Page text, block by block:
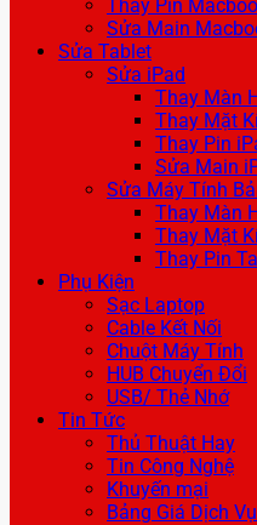
Thay Pin
Sửa Main
Sửa Tablet
Sửa iPad
Thay Màn
Thay Mặt
Thay Pin
Sửa Main
Sửa Máy Tính
Thay Màn
Thay Mặt
Thay Pin
Phụ Kiện
Sạc Laptop
Cable Kết Nối
Chuột Máy Tính
HUB Chuyển Đổi
USB/ Thẻ Nhớ
Tin Tức
Thủ Thuật Hay
Tin Công Nghệ
Khuyến mại
Bảng Giá Dịch Vụ